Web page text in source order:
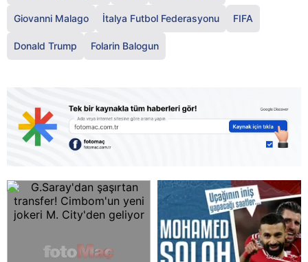
Giovanni Malago İtalya Futbol Federasyonu FIFA
Donald Trump Folarin Balogun